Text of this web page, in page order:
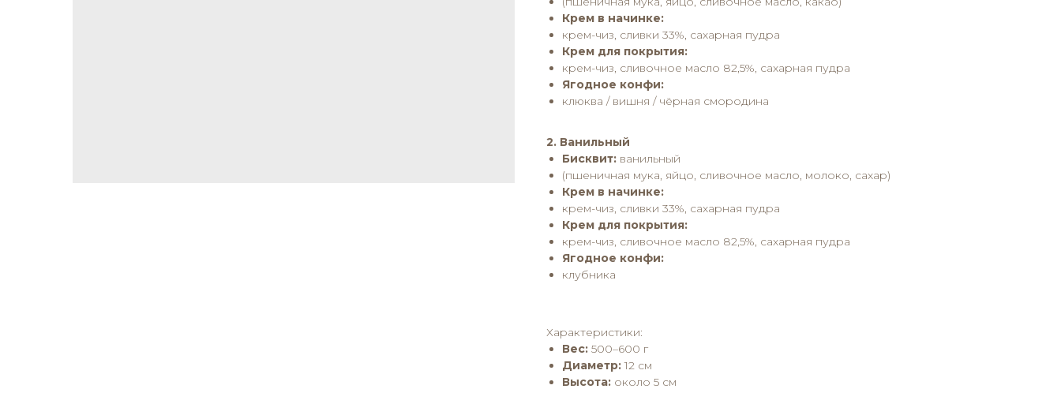
Крем в начинке:
крем-чиз, сливки 33%, сахарная пудра
Крем для покрытия:
крем-чиз, сливочное масло 82,5%, сахарная пудра
Ягодное конфи:
клюква / вишня / чёрная смородина
2. Ванильный
Бисквит: ванильный
(пшеничная мука, яйцо, сливочное масло, молоко, сахар)
Крем в начинке:
крем-чиз, сливки 33%, сахарная пудра
Крем для покрытия:
крем-чиз, сливочное масло 82,5%, сахарная пудра
Ягодное конфи:
клубника
Характеристики:
Вес: 500–600 г
Диаметр:12 см
Высота: около 5 см